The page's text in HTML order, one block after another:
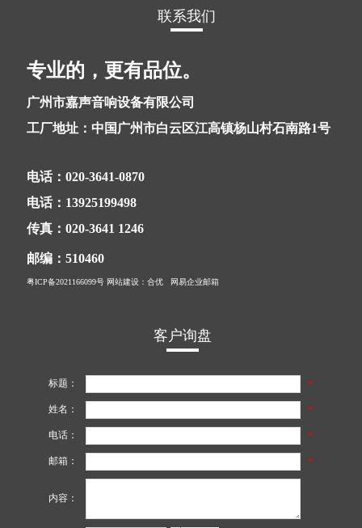
联系我们
专业的，更有品位。
广州市嘉声音响设备有限公司
工厂地址：中国广州市白云区江高镇杨山村石南路1号
电话：020-3641-0870
电话：13925199498
传真：020-3641 1246
邮编：510460
粤ICP备2021166099号 网站建设：合优 网易企业邮箱
客户询盘
标题： *
姓名： *
电话： *
邮箱： *
内容：